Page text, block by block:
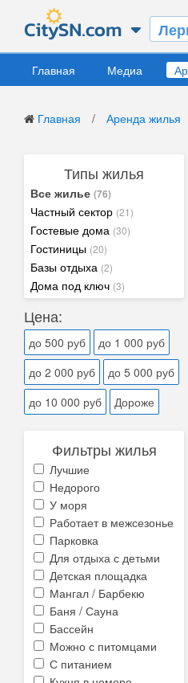
Главная Медиа
Главная / Аренда жилья
Типы жилья
Все жилье (76)
Частный сектор (21)
Гостевые дома (30)
Гостиницы (20)
Базы отдыха (2)
Дома под ключ (3)
Цена:
до 500 руб
до 1 000 руб
до 2 000 руб
до 5 000 руб
до 10 000 руб
Дороже
Фильтры жилья
Лучшие
Недорого
У моря
Работает в межсезонье
Парковка
Для отдыха с детьми
Детская площадка
Мангал / Барбекю
Баня / Сауна
Бассейн
Можно с питомцами
С питанием